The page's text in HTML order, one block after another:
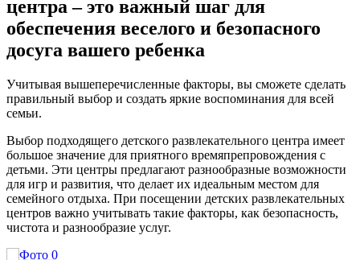
центра – это важный шаг для
обеспечения веселого и безопасного
досуга вашего ребенка
Учитывая вышеперечисленные факторы, вы сможете сделать
правильный выбор и создать яркие воспоминания для всей
семьи.
Выбор подходящего детского развлекательного центра имеет
большое значение для приятного времяпрепровождения с
детьми. Эти центры предлагают разнообразные возможности
для игр и развития, что делает их идеальным местом для
семейного отдыха. При посещении детских развлекательных
центров важно учитывать такие факторы, как безопасность,
чистота и разнообразие услуг.